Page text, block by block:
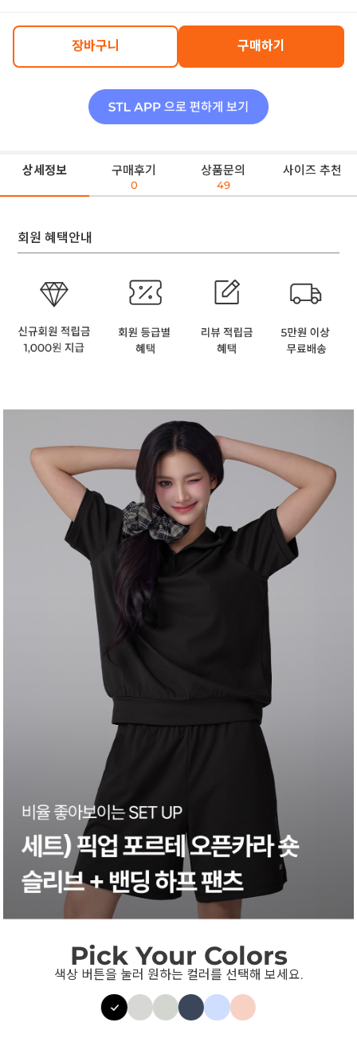
장바구니 구매하기
상세정보 구매후기
0
상품문의
49
사이즈 추천
회원 혜택안내
Pick Your Colors
색상 버튼을 눌러 원하는 컬러를 선택해 보세요.